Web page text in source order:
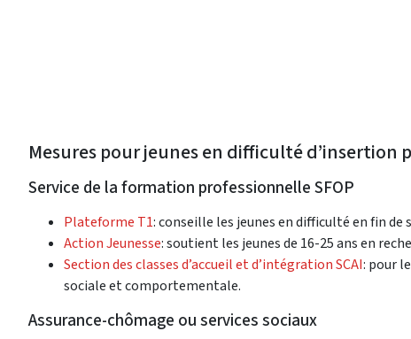
Mesures pour jeunes en difficulté d’insertion
Service de la formation professionnelle SFOP
Plateforme T1: conseille les jeunes en difficulté en fin
Action Jeunesse: soutient les jeunes de 16-25 ans en
Section des classes d’accueil et d’intégration SCAI: pour
sociale et comportementale.
Assurance-chômage ou services sociaux